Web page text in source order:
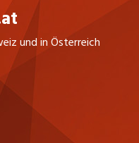
und in Österreich